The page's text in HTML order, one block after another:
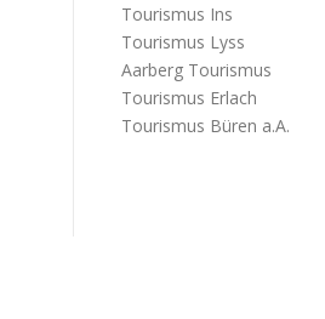
Tourismus Ins
Tourismus Lyss
Aarberg Tourismus
Tourismus Erlach
Tourismus Büren a.A.